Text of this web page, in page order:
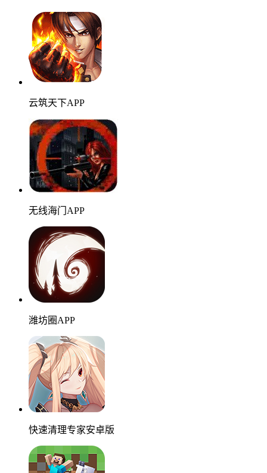
云筑天下APP
无线海门APP
潍坊圈APP
快速清理专家安卓版